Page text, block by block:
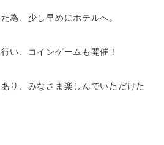
為、少し早めにホテルへ。
い、コインゲームも開催！
り、みなさま楽しんでいただけた